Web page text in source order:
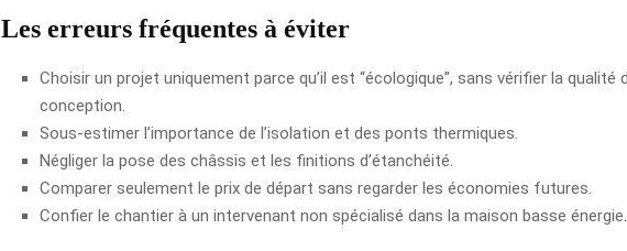
Les erreurs fréquentes à éviter
Choisir un projet uniquement parce qu’il est “écologique”, sans vérifier la qualité
conception.
Sous-estimer l’importance de l’isolation et des ponts thermiques.
Négliger la pose des châssis et les finitions d’étanchéité.
Comparer seulement le prix de départ sans regarder les économies futures.
Confier le chantier à un intervenant non spécialisé dans la maison basse énergie.